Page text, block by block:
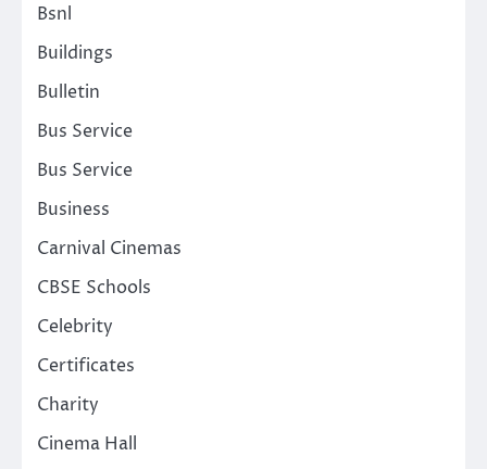
Bsnl
Buildings
Bulletin
Bus Service
Bus Service
Business
Carnival Cinemas
CBSE Schools
Celebrity
Certificates
Charity
Cinema Hall